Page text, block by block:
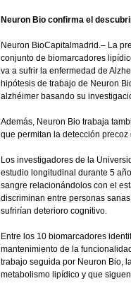
Neuron Bio confirma el
Neuron BioCapitalmadrid.– La
conjunto de biomarcadores
va a sufrir la enfermedad de
hipótesis de trabajo de Neuron
alzhéimer basando su
Además, Neuron Bio trabaja
que permitan la detección
Los investigadores de la
estudio longitudinal durante 5
sangre relacionándolos con el
discriminan entre personas
sufrirían deterioro cognitivo.
Entre los 10 biomarcadores
mantenimiento de la
trabajo seguida por Neuron Bio,
metabolismo lipídico y que